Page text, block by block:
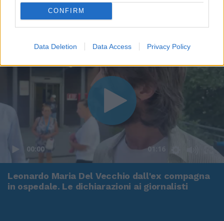
CONFIRM
Data Deletion Data Access Privacy Policy
00:00 01:16
Leonardo Maria Del Vecchio dall'ex compagna
in ospedale. Le dichiarazioni ai giornalisti